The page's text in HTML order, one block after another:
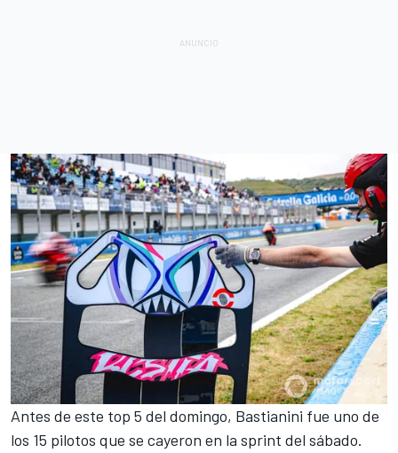
Antes de este top 5 del domingo, Bastianini fue uno de
los 15 pilotos que se cayeron en la sprint del sábado.